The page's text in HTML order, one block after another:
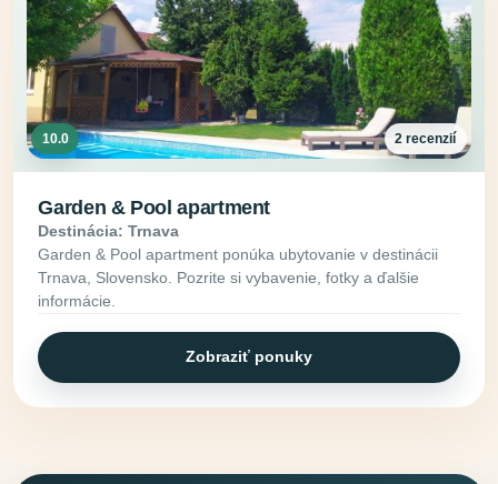
10.0 2 recenzií
Garden & Pool apartment
Destinácia: Trnava
Garden & Pool apartment ponúka ubytovanie v destinácii
Trnava, Slovensko. Pozrite si vybavenie, fotky a ďalšie
informácie.
Zobraziť ponuky